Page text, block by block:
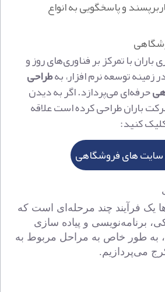
و پاسخگویی به انواع
با تمرکز بر فناوری‌های روز و
زمینه توسعه نرم افزار، بهطراحی
حرفه‌ای می‌پردازد. اگر به دیدن
باران طراحی کرده است علاقه
کنید:
سایت های فروشگاهی
یک فرآیند چند مرحله‌ای است که
برنامه‌نویسی و پیاده‌ سازی
به طور خاص به مراحل مربوط به
می‌پردازیم.